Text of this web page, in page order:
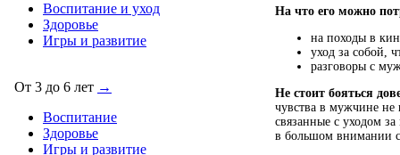
Воспитание и уход
Здоровье
Игры и развитие
От 3 до 6 лет →
Воспитание
Здоровье
Игры и развитие
На что его можно
на походы в
уход за собой,
разговоры с
Не стоит бояться
чувства в мужчине не
связанные с уходом
в большом внимании